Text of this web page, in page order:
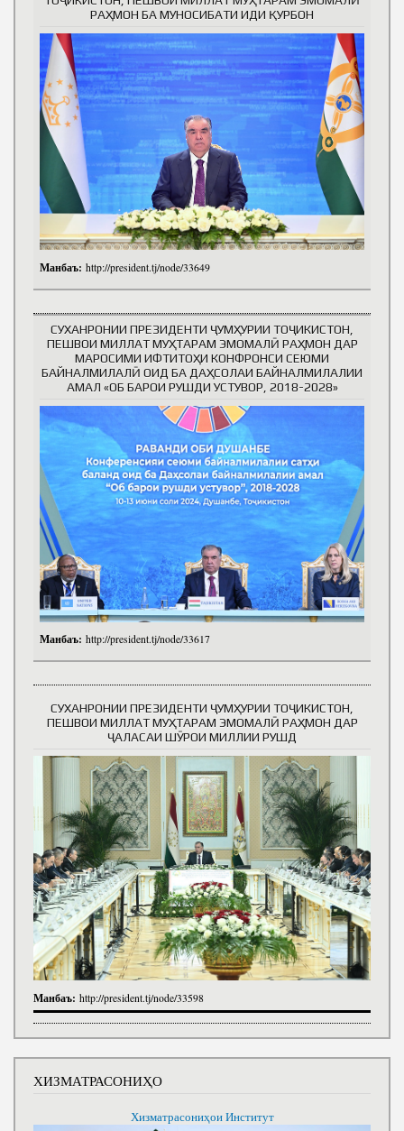
РАҲМОН БА МУНОСИБАТИ ИДИ ҚУРБОН
Манбаъ: http://president.tj/node/33649
СУХАНРОНИИ ПРЕЗИДЕНТИ ҶУМҲУРИИ ТОҶИКИСТОН,
ПЕШВОИ МИЛЛАТ МУҲТАРАМ ЭМОМАЛӢ РАҲМОН ДАР
МАРОСИМИ ИФТИТОҲИ КОНФРОНСИ СЕЮМИ
БАЙНАЛМИЛАЛӢ ОИД БА ДАҲСОЛАИ БАЙНАЛМИЛАЛИИ
АМАЛ «ОБ БАРОИ РУШДИ УСТУВОР, 2018-2028»
Манбаъ: http://president.tj/node/33617
СУХАНРОНИИ ПРЕЗИДЕНТИ ҶУМҲУРИИ ТОҶИКИСТОН,
ПЕШВОИ МИЛЛАТ МУҲТАРАМ ЭМОМАЛӢ РАҲМОН ДАР
ҶАЛАСАИ ШӮРОИ МИЛЛИИ РУШД
Манбаъ: http://president.tj/node/33598
ХИЗМАТРАСОНИҲО
Хизматрасониҳои Институт